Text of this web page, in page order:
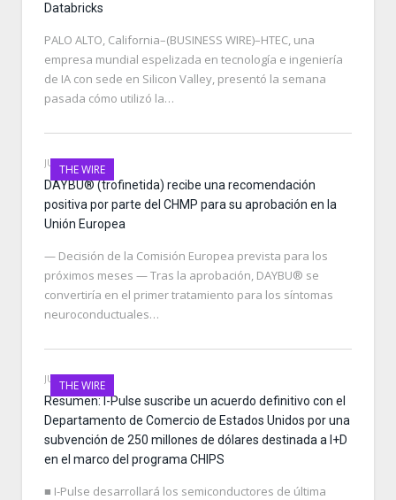
Databricks
PALO ALTO, California–(BUSINESS WIRE)–HTEC, una
empresa mundial espelizada en tecnología e ingeniería
de IA con sede en Silicon Valley, presentó la semana
pasada cómo utilizó la…
THE WIRE
JUNE 27, 2026
DAYBU® (trofinetida) recibe una recomendación
positiva por parte del CHMP para su aprobación en la
Unión Europea
— Decisión de la Comisión Europea prevista para los
próximos meses — Tras la aprobación, DAYBU® se
convertiría en el primer tratamiento para los síntomas
neuroconductuales…
THE WIRE
JUNE 26, 2026
Resumen: I-Pulse suscribe un acuerdo definitivo con el
Departamento de Comercio de Estados Unidos por una
subvención de 250 millones de dólares destinada a I+D
en el marco del programa CHIPS
■ I-Pulse desarrollará los semiconductores de última